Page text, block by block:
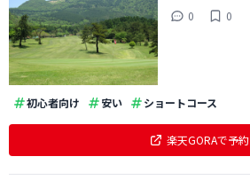
0
0
初心者向け 安い ショートコース
楽天GORAで予約